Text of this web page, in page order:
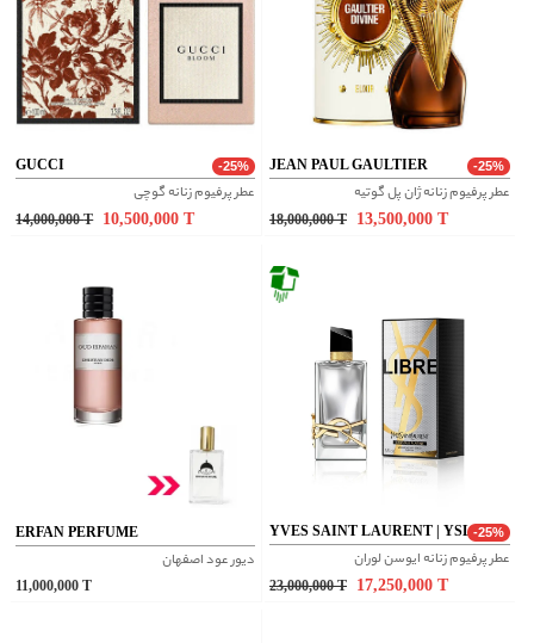
GUCCI -25%
عطر پرفیوم زنانه گوچی
14,000,000 T 10,500,000
JEAN PAUL GAULTIER -25%
عطر پرفیوم زنانه ژان پل گوتیه
18,000,000 T 13,500,000
ERFAN PERFUME
دیور عود اصفهان
11,000,000
YVES SAINT LAURENT | YSL-25%
عطر پرفیوم زنانه ایوسن لوران
23,000,000 T 17,250,000